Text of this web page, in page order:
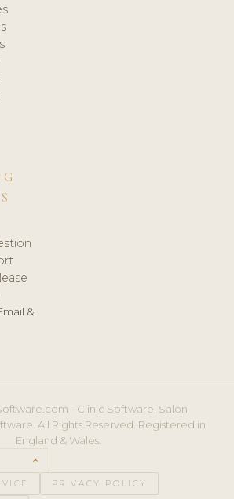
&
- Clinic Software, Salon
All Rights Reserved. Registered in
England & Wales.
keyboard_arrow_up
PRIVACY POLICY